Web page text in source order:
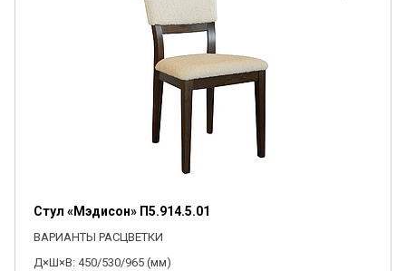
Стул «Мэдисон» П5.914.5.01
ВАРИАНТЫ РАСЦВЕТКИ
Д×Ш×В: 450/530/965 (мм)